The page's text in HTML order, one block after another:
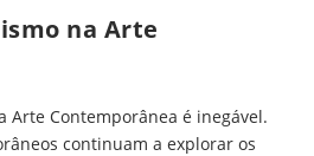
na Arte
Arte Contemporânea é inegável.
continuam a explorar os